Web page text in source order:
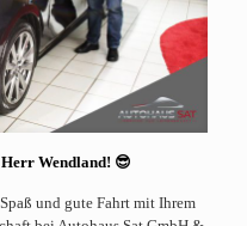
Wendland! 😎
und gute Fahrt mit Ihrem